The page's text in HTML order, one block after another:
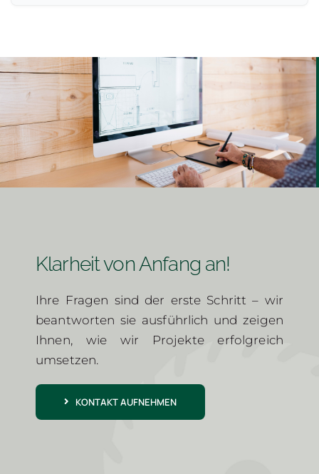
Klarheit von Anfang an!
Ihre Fragen sind der erste Schritt – wir
beantworten sie ausführlich und zeigen
Ihnen, wie wir Projekte erfolgreich
umsetzen.
KONTAKT AUFNEHMEN